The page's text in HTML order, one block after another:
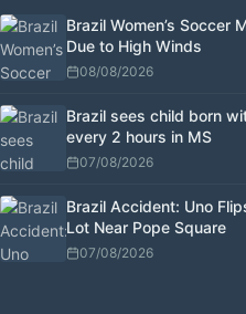
Brazil Women’s Soccer
Due to High Winds
08/08/2026
Brazil sees child born
every 2 hours in MS
07/08/2026
Brazil Accident: Uno
Lot Near Pope Square
07/08/2026